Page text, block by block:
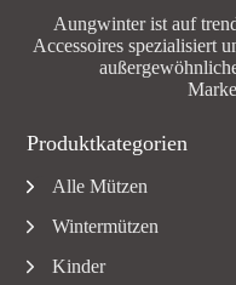
Aungwinter ist auf
Accessoires spezialisiert
Produktkategorien
Alle Mützen
Wintermützen
Kinder